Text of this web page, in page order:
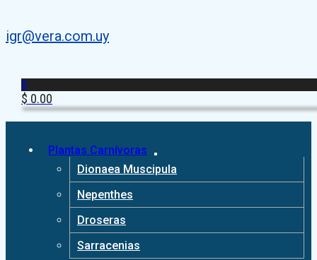
igr@vera.com.uy
0
$ 0.00
Plantas Carnívoras
Dionaea Muscipula
Nepenthes
Droseras
Sarracenias